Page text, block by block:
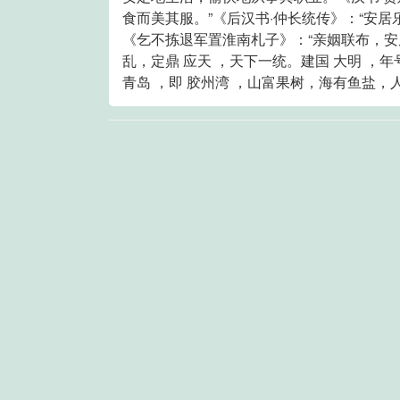
食而美其服。”《后汉书·仲长统传》：“安
《乞不拣退军置淮南札子》：“亲姻联布，
乱，定鼎 应天 ，天下一统。建国 大明 ，
青岛 ，即 胶州湾 ，山富果树，海有鱼盐，